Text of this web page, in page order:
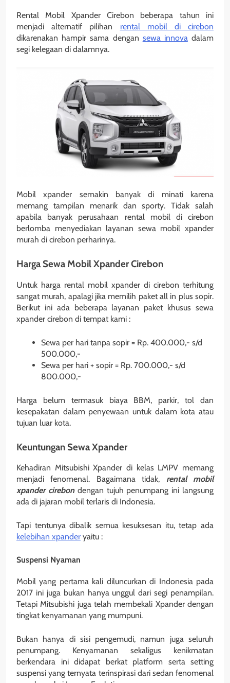
Rental Mobil Xpander Cirebon beberapa tahun ini
menjadi alternatif pilihan rental mobil di cirebon
dikarenakan hampir sama dengan sewa innova dalam
segi kelegaan di dalamnya.
Mobil xpander semakin banyak di minati karena
memang tampilan menarik dan sporty. Tidak salah
apabila banyak perusahaan rental mobil di cirebon
berlomba menyediakan layanan sewa mobil xpander
murah di cirebon perharinya.
Harga Sewa Mobil Xpander Cirebon
Untuk harga rental mobil xpander di cirebon terhitung
sangat murah, apalagi jika memilih paket all in plus sopir.
Berikut ini ada beberapa layanan paket khusus sewa
xpander cirebon di tempat kami :
Sewa per hari tanpa sopir = Rp. 400.000,- s/d
500.000,-
Sewa per hari + sopir = Rp. 700.000,- s/d
800.000,-
Harga belum termasuk biaya BBM, parkir, tol dan
kesepakatan dalam penyewaan untuk dalam kota atau
tujuan luar kota.
Keuntungan Sewa Xpander
Kehadiran Mitsubishi Xpander di kelas LMPV memang
menjadi fenomenal. Bagaimana tidak, rental mobil
xpander cirebondengan tujuh penumpang ini langsung
ada di jajaran mobil terlaris di Indonesia.
Tapi tentunya dibalik semua kesuksesan itu, tetap ada
kelebihan xpander yaitu :
Suspensi Nyaman
Mobil yang pertama kali diluncurkan di Indonesia pada
2017 ini juga bukan hanya unggul dari segi penampilan.
Tetapi Mitsubishi juga telah membekali Xpander dengan
tingkat kenyamanan yang mumpuni.
Bukan hanya di sisi pengemudi, namun juga seluruh
penumpang. Kenyamanan sekaligus kenikmatan
berkendara ini didapat berkat platform serta setting
suspensi yang ternyata terinspirasi dari sedan fenomenal